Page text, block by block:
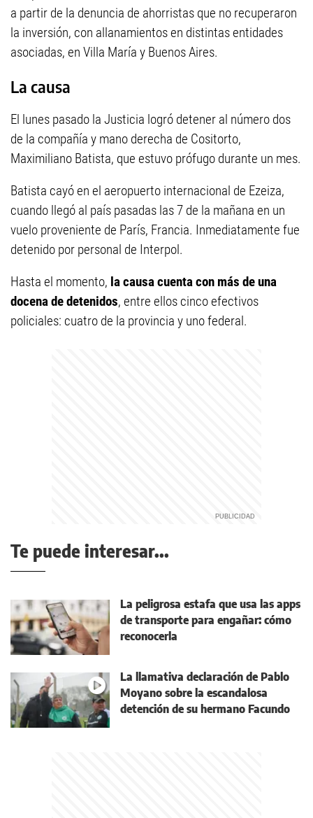
a partir de la denuncia de ahorristas que no recuperaron
la inversión, con allanamientos en distintas entidades
asociadas, en Villa María y Buenos Aires.
La causa
El lunes pasado la Justicia logró detener al número dos
de la compañía y mano derecha de Cositorto,
Maximiliano Batista, que estuvo prófugo durante un mes.
Batista cayó en el aeropuerto internacional de Ezeiza,
cuando llegó al país pasadas las 7 de la mañana en un
vuelo proveniente de París, Francia. Inmediatamente fue
detenido por personal de Interpol.
Hasta el momento, la causa cuenta con más de una
docena de detenidos, entre ellos cinco efectivos
policiales: cuatro de la provincia y uno federal.
Te puede interesar...
La peligrosa estafa que usa las apps
de transporte para engañar: cómo
reconocerla
La llamativa declaración de Pablo
Moyano sobre la escandalosa
detención de su hermano Facundo